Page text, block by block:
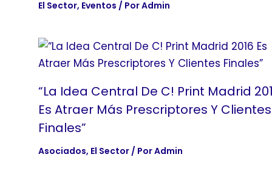
El Sector, Eventos / PorAdmin
“La Idea Central De C! Print Madrid
Es Atraer Más Prescriptores Y Clientes
Finales”
Asociados, El Sector/ PorAdmin